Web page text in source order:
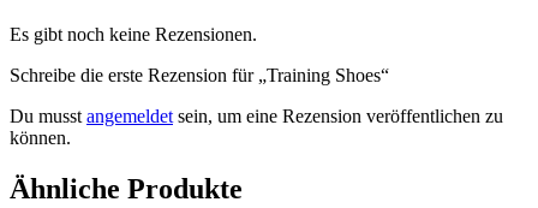
Es gibt noch keine Rezensionen.
Schreibe die erste Rezension für „Training Shoes“
Du musst angemeldet sein, um eine Rezension veröffentlichen zu
können.
Ähnliche Produkte